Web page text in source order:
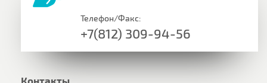
Телефон/Факс:
+7(812) 309-94-56